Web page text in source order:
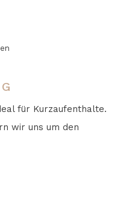
für Kurzaufenthalte.
wir uns um den